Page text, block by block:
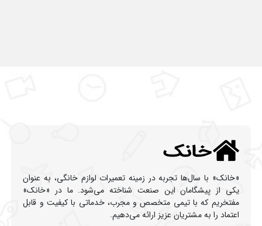
«خانک» با سال‌ها تجربه در زمینه تعمیرات لوازم خانگی، به عنوان
یکی از پیشگامان این صنعت شناخته می‌شود. ما در «خانک»
مفتخریم که با تیمی متخصص و مجرب، خدماتی با کیفیت و قابل
اعتماد را به مشتریان عزیز ارائه می‌دهیم.